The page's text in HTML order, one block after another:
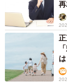
ア
は